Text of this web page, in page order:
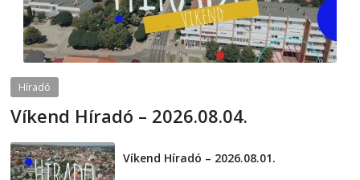
Híradó
Víkend Híradó – 2026.08.04.
Víkend Híradó – 2026.08.01.